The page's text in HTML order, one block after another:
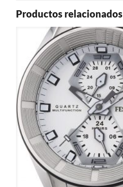
Productos relacionados